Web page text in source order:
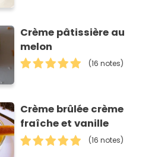
Crème pâtissière au
melon
(16 notes)
Crème brûlée crème
fraîche et vanille
(16 notes)